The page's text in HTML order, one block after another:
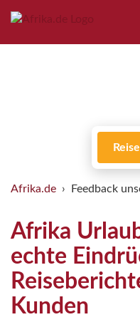
Afrika.de Feedback
Afrika
echte
Kunden